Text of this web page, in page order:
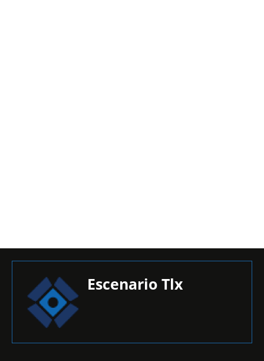
Escenario Tlx